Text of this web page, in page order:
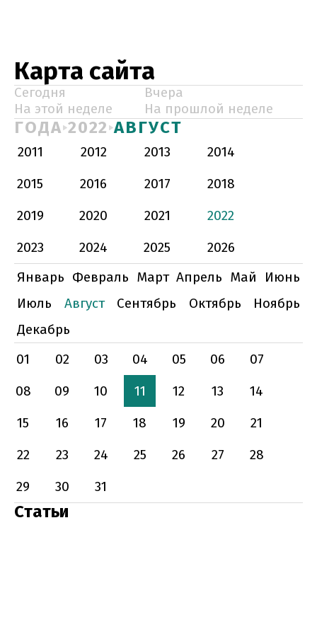
Карта сайта
Сегодня
Вчера
На этой неделе
На прошлой неделе
ГОДА 2022 АВГУСТ
2011 2012 2013
2014
2015
2016 2017
2018
2019
2020 2021
2022
2023
2024 2025
2026
Январь Февраль Март Апрель Май
Июнь
Июль
Август Сентябрь Октябрь
Ноябрь
Декабрь
01
02 03 04 05 06
07
08
09 10 11 12 13
14
15
16 17 18 19 20
21
22
23 24 25 26 27
28
29
30 31
Статьи